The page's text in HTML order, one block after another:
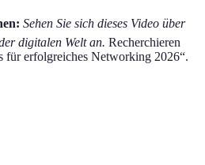
Sehen Sie sich dieses Video über
digitalen Welt an. Recherchieren
für erfolgreiches Networking 2026“.